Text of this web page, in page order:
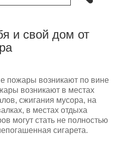
и свой дом от
пожары возникают по вине
возникают в местах
сжигания мусора, на
в местах отдыха
могут стать не полностью
сигарета.